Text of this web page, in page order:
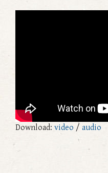
Download: video / audio